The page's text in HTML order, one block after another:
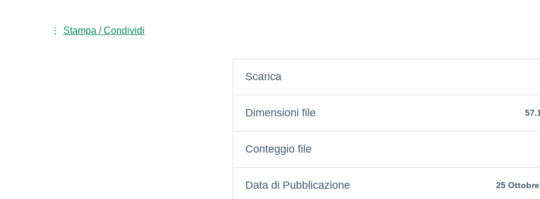
Stampa / Condividi
Scarica
Dimensioni file
Conteggio file
Data di Pubblicazione 25